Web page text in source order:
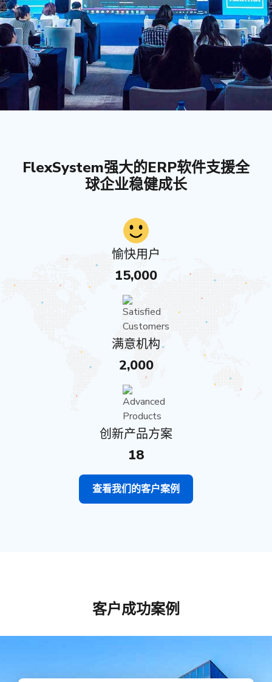
FlexSystem强大的ERP软件支援全
球企业稳健成长
愉快用户
15,000
满意机构
2,000
创新产品方案
18
查看我们的客户案例
客户成功案例